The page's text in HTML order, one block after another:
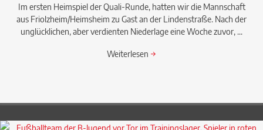
Im ersten Heimspiel der Quali-Runde, hatten wir die Mannschaft
aus Friolzheim/Heimsheim zu Gast an der Lindenstraße. Nach der
unglücklichen, aber verdienten Niederlage eine Woche zuvor, ...
Weiterlesen →